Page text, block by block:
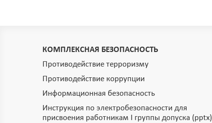
КОМПЛЕКСНАЯ БЕЗОПАСНОСТЬ
Противодействие терроризму
Противодействие коррупции
Информационная безопасность
Инструкция по электробезопасности для
присвоения работникам I группы допуска (pptx)